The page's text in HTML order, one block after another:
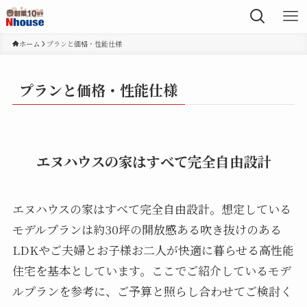
ホーム プランと価格・性能仕様
プランと価格・性能仕様
エヌハウスの家はすべて完全自由設計
エヌハウスの家はすべて完全自由設計。想定している
モデルプランは約30坪の開放感ある吹き抜けのある
LDKやご夫婦とお子様お二人が快適に暮らせる高性能
住宅を基本としています。ここでご紹介しているモデ
ルプランを参考に、ご予算と照らし合わせてご検討く